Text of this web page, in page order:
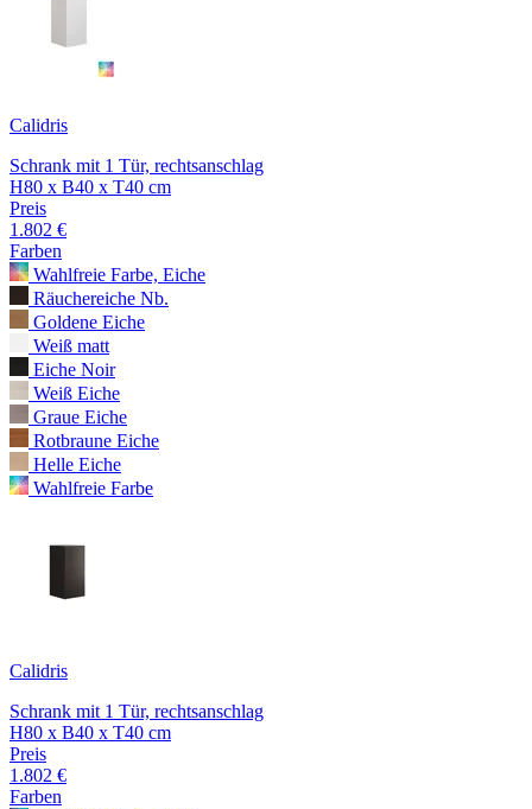
Calidris
Schrank mit 1 Tür, rechtsanschlag
H80 x B40 x T40 cm
Preis
1.802 €
Farben
Wahlfreie Farbe, Eiche
Räuchereiche Nb.
Goldene Eiche
Weiß matt
Eiche Noir
Weiß Eiche
Graue Eiche
Rotbraune Eiche
Helle Eiche
Wahlfreie Farbe
Calidris
Schrank mit 1 Tür, rechtsanschlag
H80 x B40 x T40 cm
Preis
1.802 €
Farben